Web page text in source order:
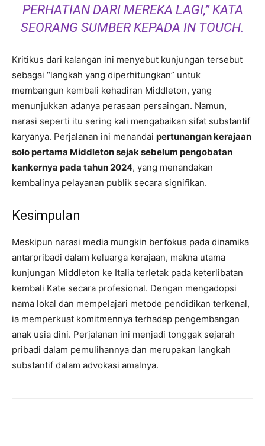
PERHATIAN DARI MEREKA LAGI,” KATA
SEORANG SUMBER KEPADA IN TOUCH.
Kritikus dari kalangan ini menyebut kunjungan tersebut
sebagai “langkah yang diperhitungkan” untuk
membangun kembali kehadiran Middleton, yang
menunjukkan adanya perasaan persaingan. Namun,
narasi seperti itu sering kali mengabaikan sifat substantif
karyanya. Perjalanan ini menandai pertunangan kerajaan
solo pertama Middleton sejak sebelum pengobatan
kankernya pada tahun 2024, yang menandakan
kembalinya pelayanan publik secara signifikan.
Kesimpulan
Meskipun narasi media mungkin berfokus pada dinamika
antarpribadi dalam keluarga kerajaan, makna utama
kunjungan Middleton ke Italia terletak pada keterlibatan
kembali Kate secara profesional. Dengan mengadopsi
nama lokal dan mempelajari metode pendidikan terkenal,
ia memperkuat komitmennya terhadap pengembangan
anak usia dini. Perjalanan ini menjadi tonggak sejarah
pribadi dalam pemulihannya dan merupakan langkah
substantif dalam advokasi amalnya.